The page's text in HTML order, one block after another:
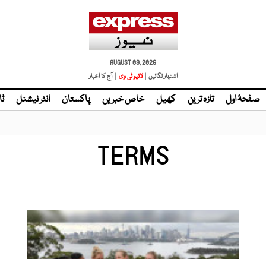
AUGUST 09, 2026
اشتہار لگائیں | لائیو ٹی وی | آج کا اخبار
صفحۂ اول تازہ ترین کھیل خاص خبریں پاکستان انٹر نیشنل
TERMS